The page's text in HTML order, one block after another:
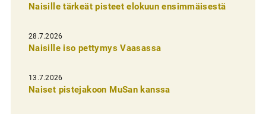
i
e
n
e
Naisille tärkeät pisteet elokuun ensimmäisestä
28.7.2026
Naisille iso pettymys Vaasassa
13.7.2026
Naiset pistejakoon MuSan kanssa